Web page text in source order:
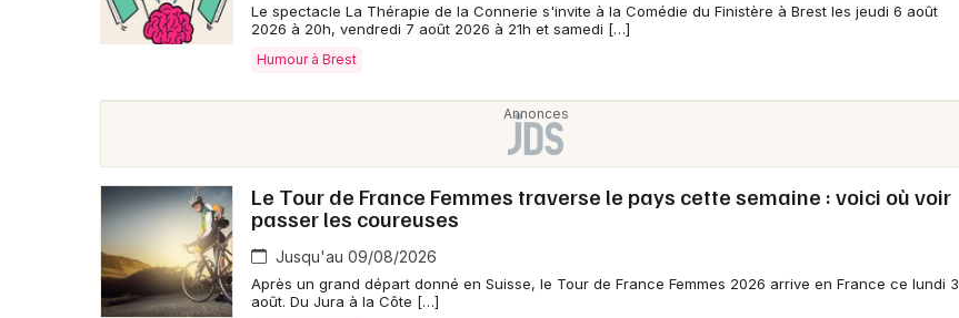
Le spectacle La Thérapie de la Connerie s'invite à la Comédie du Finistère à Brest les jeudi 6 août
2026 à 20h, vendredi 7 août 2026 à 21h et samedi […]
Humour à Brest
Le Tour de France Femmes traverse le pays cette semaine : voici où voir
passer les coureuses
Jusqu'au 09/08/2026
Après un grand départ donné en Suisse, le Tour de France Femmes 2026 arrive en France ce lundi 3
août. Du Jura à la Côte […]